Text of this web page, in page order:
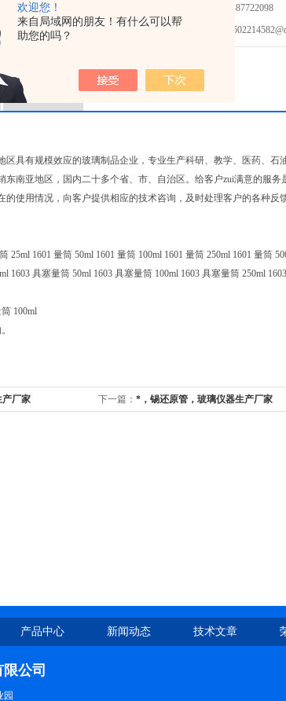
欢迎您！
来自局域网的朋友！有什么可以帮
助您的吗？
免费咨询：0523-87722098
发邮件给我们：
留言询价
区具有规模效应的玻璃制品企业，专业生产科研、教学、医药、
东南亚地区，国内二十多个省、市、自治区。给客户zui满意的服
的使用情况，向客户提供相应的技术咨询，及时处理客户的各种
25ml 1601 量筒 50ml 1601 量筒 100ml 1601 量筒 250ml 1601 量筒
1603 具塞量筒 50ml 1603 具塞量筒 100ml 1603 具塞量筒 250ml
100ml
产厂家 下一篇： *，锡还原管，玻璃仪器生产厂家
产品中心 新闻动态 技术文章
公司
园